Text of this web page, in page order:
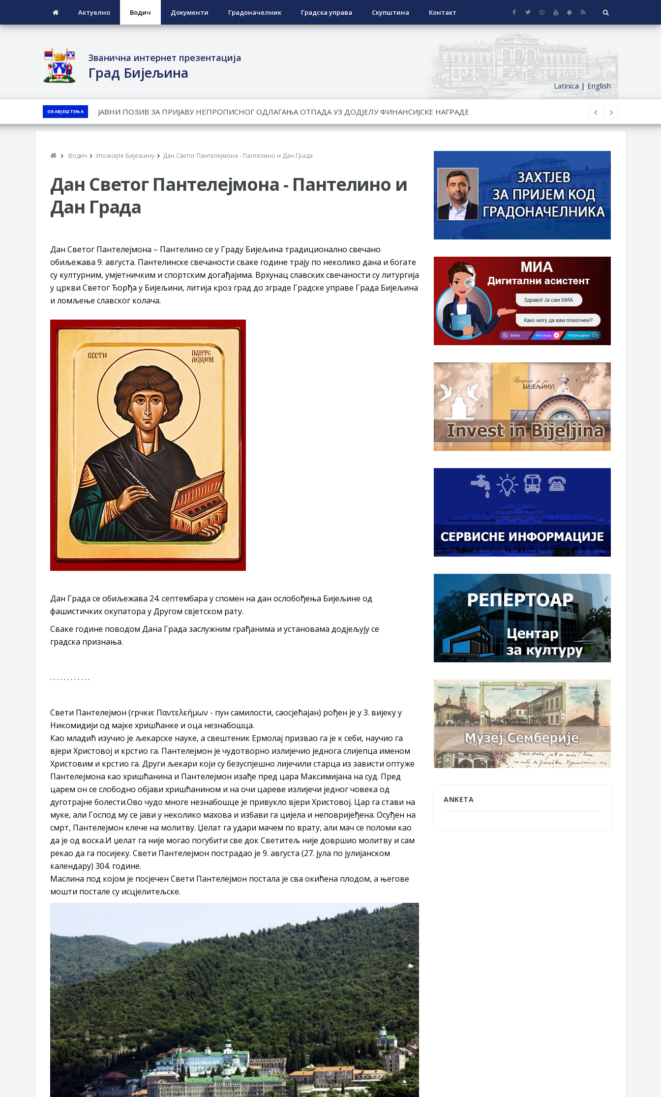
Актуелно Водич Документи Градоначелник Градска управа Скупштина Контакт
Latinica|English
Званична интернет презентација
Град Бијељина
ОБАВЈЕШТЕЊА
ЈАВНИ КОНКУРС ЗА ДОДЈЕЛУ БЕСПОВРАТНИХ СРЕДСТАВА ЗА СУФИНАНСИРАЊЕ КУПОВИНЕ СЕОСКЕ КУЋЕ СА ОКУЋНИЦОМ НА
ТЕРИТОРИЈИ ГРАДА БИЈЕЉИНА ЗА 2026. ГОДИНУ
ПРЕЛИМИНАРНA РАНГ ЛИСТA КАНДИДАТА КОЈИ СУ ОСТВАРИЛИ ПРАВО НА ГРАДСКИ МЈЕСЕЧНИ БОРАЧКИ ДОДАТАК ЗА
ДЕМОБИЛИСАНЕ БОРЦЕ ВОЈСКЕ РЕПУБЛИКЕ СРПСКЕ У СТАЊУ
Обрасци захтјева за регресирано гориво доступни од 13. марта до 15. новембра
Захтјев за издавање ПОНОСНЕ КАРТИЦЕ
ЈАВНИ ПОЗИВ ЗА ПРИЈАВУ НЕПРОПИСНОГ ОДЛАГАЊА ОТПАДА УЗ ДОДЈЕЛУ ФИНАНСИЈСКЕ НАГРАДЕ
Водич Упознајте Бијељину Дан Светог Пантелејмона - Пантелино и Дан Града
Дан Светог Пантелејмона - Пантелино и
Дан Града
Дан Светог Пантелејмона – Пантелино се у Граду Бијељина традиционално свечано
обиљежава 9. августа. Пантелинске свечаности сваке године трају по неколико дана и богате
су културним, умјетничким и спортским догађајима. Врхунац славских свечаности су литургија
у цркви Светог Ђорђа у Бијељини, литија кроз град до зграде Градске управе Града Бијељина
и ломљење славског колача.
Дан Града се обиљежава 24. септембара у спомен на дан ослобођења Бијељине од
фашистичких окупатора у Другом свјетском рату.
Сваке године поводом Дана Града заслужним грађанимa и установама додјељују се
градска признања.
. . . . . . . . . . . .
Свети Пантелејмон (грчки: Παντελεήμων - пун самилости, саосјећајан) рођен је у 3. вијеку у
Никомидији од мајке хришћанке и оца незнабошца.
Као младић изучио је љекарске науке, а свештеник Ермолај призвао га је к себи, научио га
вјери Христовој и крстио га. Пантелејмон је чудотворно излијечио једнога слијепца именом
Христовим и крстио га. Други љекари који су безуспјешно лијечили старца из зависти оптуже
Пантелејмона као хришћанина и Пантелејмон изађе пред цара Максимијана на суд. Пред
царем он се слободно објави хришћанином и на очи цареве излијечи једног човека од
дуготрајне болести.Ово чудо многе незнабошце је привукло вјери Христовој. Цар га стави на
муке, али Господ му се јави у неколико махова и избави га цијела и неповријеђена. Осуђен на
смрт, Пантелејмон клече на молитву. Џелат га удари мачем по врату, али мач се поломи као
да је од воска.И џелат га није могао погубити све док Светитељ није довршио молитву и сам
рекао да га посијеку. Свети Пантелејмон пострадао је 9. августа (27. јула по јулијанском
календару) 304. године.
Маслина под којом је посјечен Свети Пантелејмон постала је сва окићена плодом, а његове
мошти постале су исцјелитељске.
ANKETA